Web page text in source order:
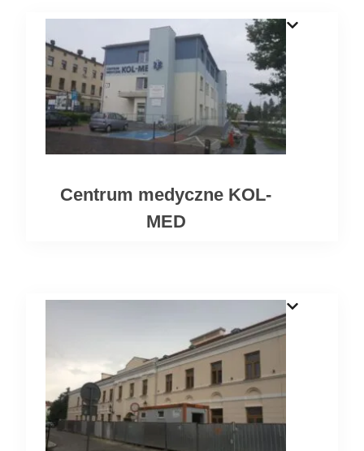
Centrum medyczne KOL-
MED